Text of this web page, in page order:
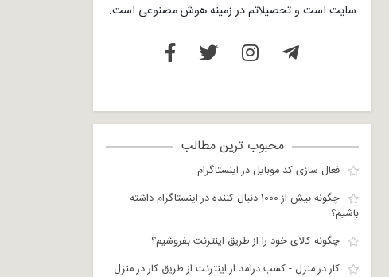
سایت است و تحصیلاتم در زمینه هوش مصنوعی است.
محبوب ترین مطالب
فعال سازی کد موبایل در اینستاگرام
چگونه بیش از 1000 دنبال کننده در اینستاگرام داشته
باشیم؟
چگونه کالای خود را از طریق اینترنت بفروشیم؟
کار در منزل - کسب درآمد از اینترنت از طریق کار در منزل